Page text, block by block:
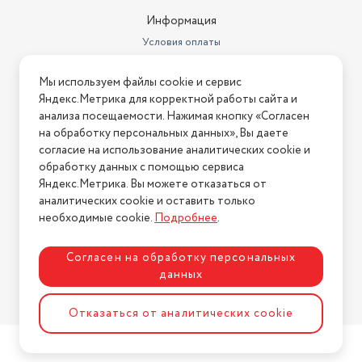
Информация
Условия оплаты
Условия возврата
Нашли ошибку на сайте? Напишите нам
2026 © Интернет-магазин "АстМаркет". У нас есть всё!
Политика конфиденциальности
Разработка сайтаASTDESIGN
Мы используем файлы cookie и сервис
Яндекс.Метрика для корректной работы сайта и
анализа посещаемости. Нажимая кнопку «Согласен
на обработку персональных данных», Вы даете
согласие на использование аналитических cookie и
обработку данных с помощью сервиса
Яндекс.Метрика. Вы можете отказаться от
аналитических cookie и оставить только
необходимые cookie.Подробнее.
Согласен на обработку персональных
данных
Отказаться от аналитических cookie